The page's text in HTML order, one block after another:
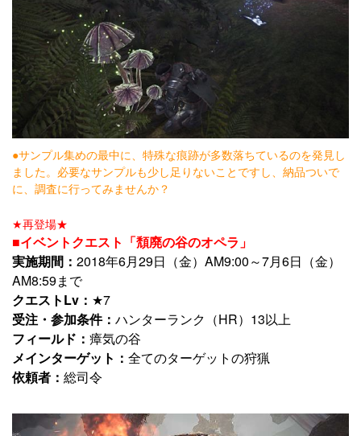
●サンプル集めの最中に、特殊な痕跡が多数落ちているのを発見し
ました。必要なサンプルも少し足りないことですし、納品ついで
に、調査に行ってみませんか？
★再登場★
■イベントクエスト「頽廃の谷のオペラ」
実施期間： 2018年6月29日（金）AM9:00～7月6日（金）
AM8:59まで
クエストLv： ★7
受注・参加条件： ハンターランク（HR）13以上
フィールド： 瘴気の谷
メインターゲット： 全てのターゲットの狩猟
依頼者： 総司令